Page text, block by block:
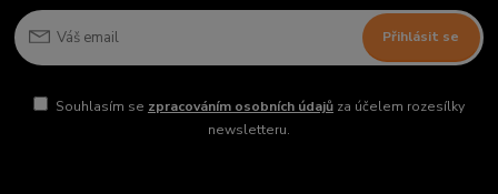
Přihlásit se
Souhlasím se zpracováním osobních údajůza účelem rozesílky
newsletteru.